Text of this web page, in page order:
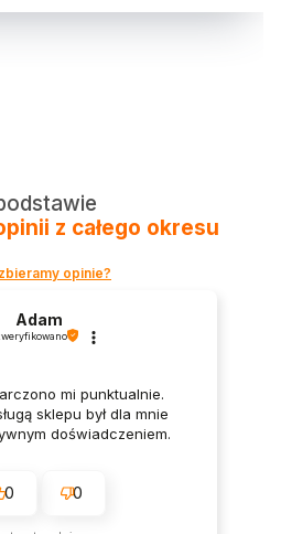
z całego okresu
opinie?
Adam
mi punktualnie.
sklepu był dla mnie
doświadczeniem.
0 0